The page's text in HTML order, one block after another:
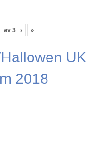
av3 › »
UK
2018